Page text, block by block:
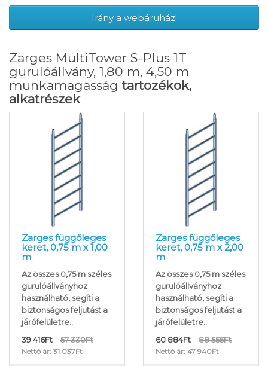
Irány a webáruház!
Zarges MultiTower S-Plus 1T
gurulóállvány, 1,80 m, 4,50 m
munkamagasság tartozékok,
alkatrészek
Zarges függőleges
keret, 0,75 m x 1,00
m
Az összes 0,75 m széles
gurulóállványhoz
használható, segíti a
biztonságos feljutást a
járófelületre..
39 416Ft
57 330Ft
Nettó ár: 31 037Ft
Zarges függőleges
keret, 0,75 m x 2,00
m
Az összes 0,75 m széles
gurulóállványhoz
használható, segíti a
biztonságos feljutást a
járófelületre..
60 884Ft
88 555Ft
Nettó ár: 47 940Ft